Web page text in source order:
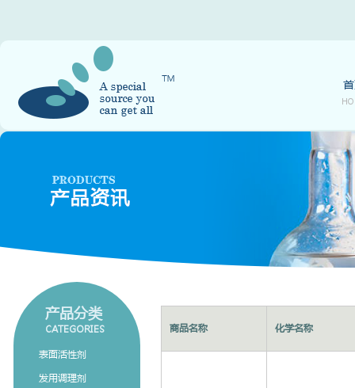
产品分类
CATEGORIES
表面活性剂
发用调理剂
商品名称 化学名称